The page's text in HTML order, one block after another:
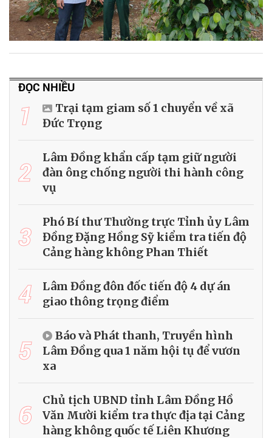
ĐỌC NHIỀU
1
Trại tạm giam số 1 chuyển về xã
Đức Trọng
2
Lâm Đồng khẩn cấp tạm giữ người
đàn ông chống người thi hành công
vụ
3
Phó Bí thư Thường trực Tỉnh ủy Lâm
Đồng Đặng Hồng Sỹ kiểm tra tiến độ
Cảng hàng không Phan Thiết
4
Lâm Đồng đôn đốc tiến độ 4 dự án
giao thông trọng điểm
5
Báo và Phát thanh, Truyền hình
Lâm Đồng qua 1 năm hội tụ để vươn
xa
6
Chủ tịch UBND tỉnh Lâm Đồng Hồ
Văn Mười kiểm tra thực địa tại Cảng
hàng không quốc tế Liên Khương